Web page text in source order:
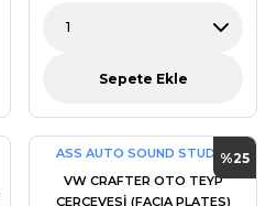
Sepete Ekle
%25
ASS AUTO SOUND STUDİO
VW CRAFTER OTO TEYP
ÇERÇEVESİ (FACIA PLATES)